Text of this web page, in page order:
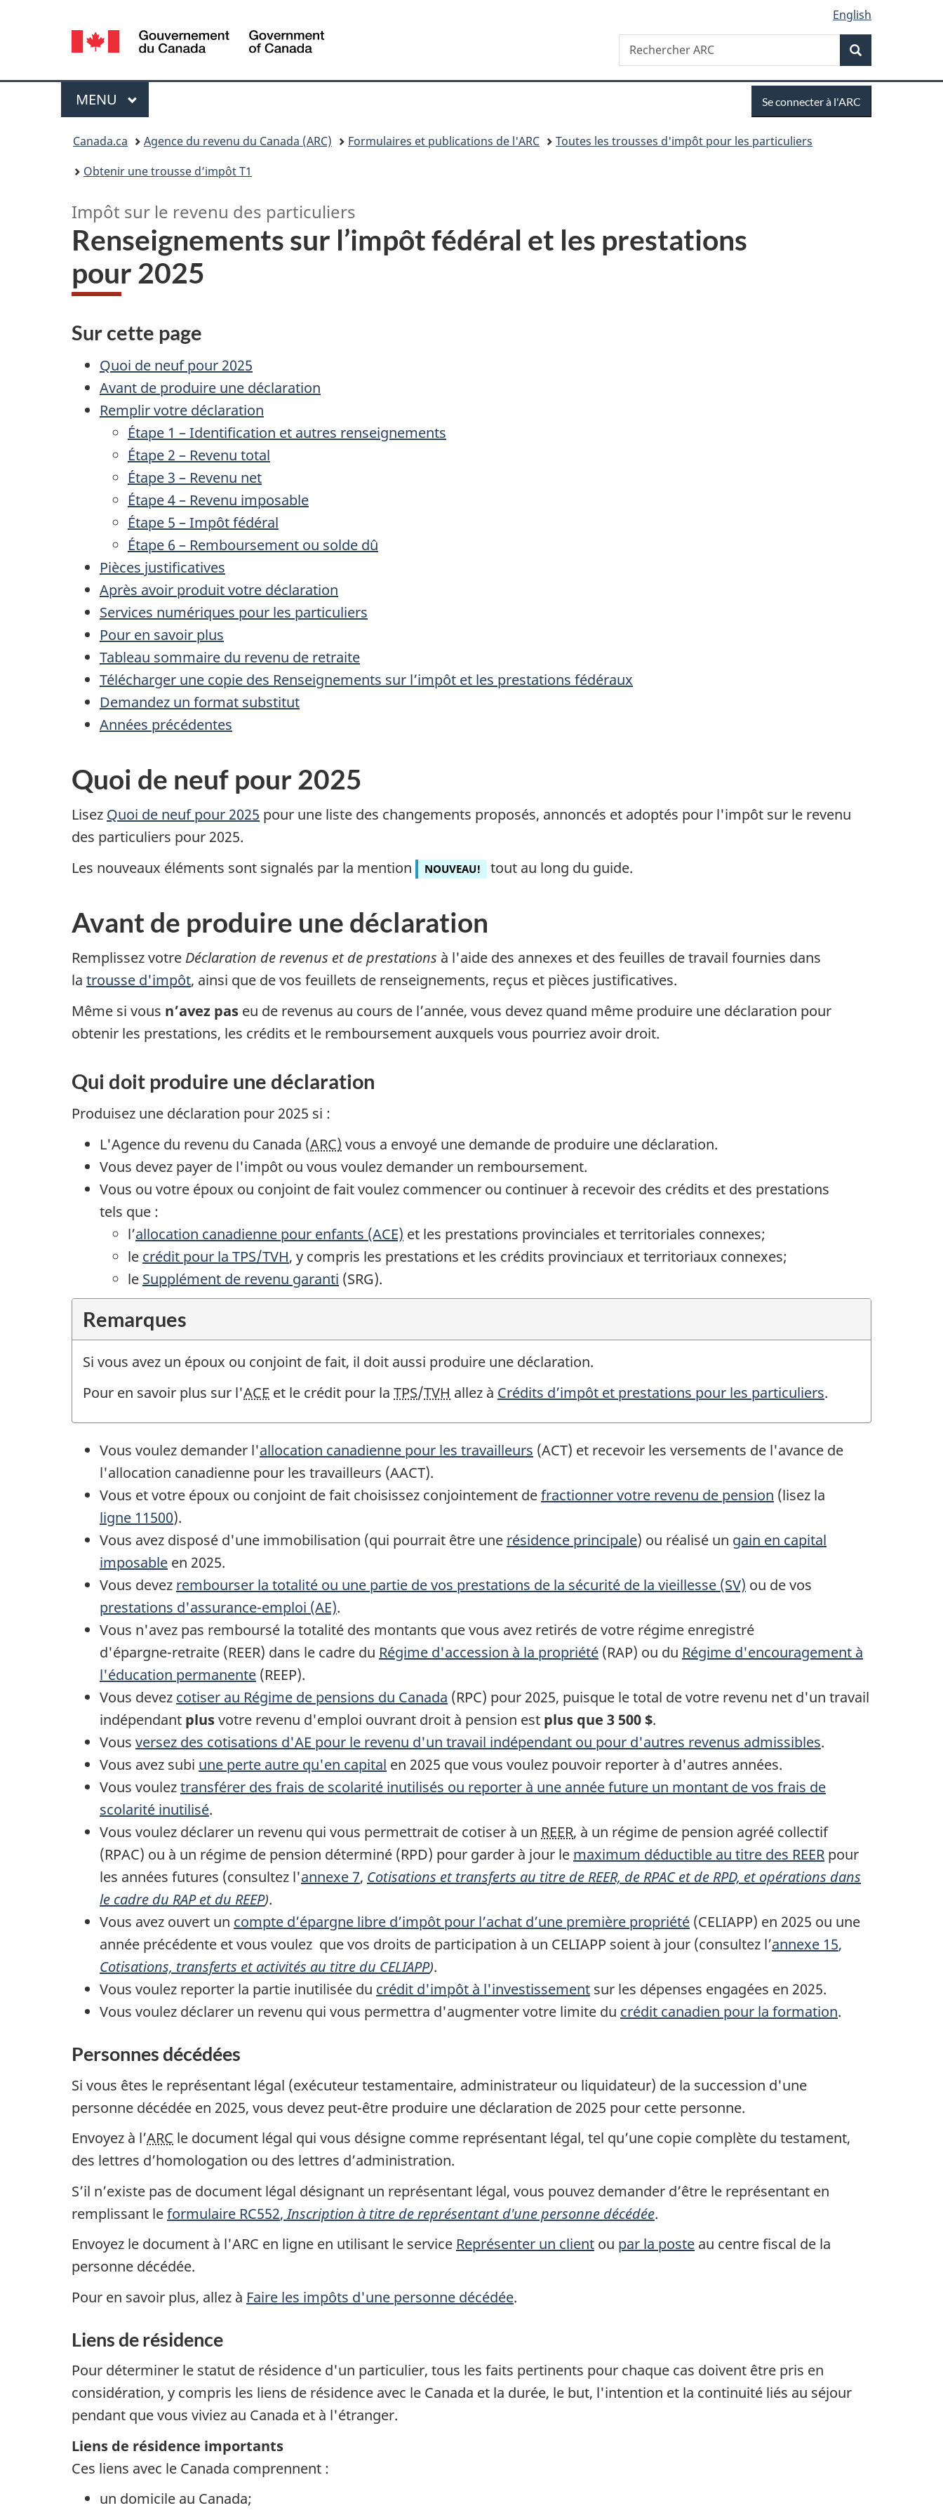
sujet
HTML
Sélection
de
la
langue
English
Canada
Recherche
Rechercher
ARC
Menu
MENU PRINCIPAL
connecter
Se connecter à l'ARC
Canada.ca Agence du revenu du Canada (ARC) Formulaires et publications de l'ARC
Toutes les trousses d'impôt pour les particuliers
Obtenir une trousse d’impôt T1
Impôt sur le revenu des particuliers
Renseignements sur l’impôt fédéral et les prestations
pour 2025
Sur cette page
Quoi de neuf pour 2025
Avant de produire une déclaration
Remplir votre déclaration
Étape 1 – Identification et autres renseignements
Étape 2 – Revenu total
Étape 3 – Revenu net
Étape 4 – Revenu imposable
Étape 5 – Impôt fédéral
Étape 6 – Remboursement ou solde dû
Pièces justificatives
Après avoir produit votre déclaration
Services numériques pour les particuliers
Pour en savoir plus
Tableau sommaire du revenu de retraite
Télécharger une copie des Renseignements sur l’impôt et les prestations fédéraux
Demandez un format substitut
Années précédentes
Quoi de neuf pour2025
Lisez Quoi de neufpour 2025 pour une liste des changements proposés, annoncés et adoptés pour l'impôt sur le revenu
des particuliers pour 2025.
Les nouveaux éléments sont signalés par la mention
NOUVEAU! tout au long du guide.
Avant de produire une déclaration
Remplissez votre Déclaration de revenus et de prestations à l'aide des annexes et des feuilles de travail fournies dans
la trousse d'impôt, ainsi que de vos feuillets de renseignements, reçus et pièces justificatives.
Même si vous n’avez pas eu de revenus au cours de l’année, vous devez quand même produire une déclaration pour
obtenir les prestations, les crédits et le remboursement auxquels vous pourriez avoir droit.
Qui doit produire une déclaration
Produisez une déclaration pour 2025 si :
L'Agence du revenu du Canada (ARC) vous a envoyé une demande de produire une déclaration.
Vous devez payer de l'impôt ou vous voulez demander un remboursement.
Vous ou votre époux ou conjoint de fait voulez commencer ou continuer à recevoir des crédits et des prestations
tels que :
l’allocation canadienne pour enfants (ACE) et les prestations provinciales et territoriales connexes;
le crédit pour la TPS/TVH, y compris les prestations et les crédits provinciaux et territoriaux connexes;
le Supplément de revenu garanti (SRG).
Remarques
Si vous avez un époux ou conjoint de fait, il doit aussi produire une déclaration.
Pour en savoir plus sur l'ACE et le crédit pour la TPS/TVH allez à Crédits d’impôt et prestations pour les particuliers.
Vous voulez demander l'allocation canadienne pour les travailleurs (ACT) et recevoir les versements de l'avance de
l'allocation canadienne pour les travailleurs (AACT).
Vous et votre époux ou conjoint de fait choisissez conjointement defractionner votre revenu de pension (lisez la
ligne 11500).
Vous avez disposé d'une immobilisation (qui pourrait être une résidence principale) ou réalisé un gain en capital
imposable en 2025.
Vous devez rembourser la totalité ou une partie de vos prestations de la sécurité de la vieillesse (SV) ou de vos
prestations d'assurance-emploi (AE).
Vous n'avez pas remboursé la totalité des montants que vous avez retirés de votre régime enregistré
d'épargne-retraite (REER) dans le cadre du Régime d'accession à la propriété (RAP) ou du Régime d'encouragement à
l'éducation permanente (REEP).
Vous devez cotiser au Régime de pensions du Canada (RPC) pour 2025, puisque le total de votre revenu net d'un travail
indépendant plusvotre revenu d'emploi ouvrant droit à pension est plus que 3 500 $.
Vous versez des cotisations d'AE pour le revenu d'un travail indépendant ou pour d'autres revenus admissibles.
Vous avez subi une perte autre qu'en capital en 2025 que vous voulez pouvoir reporter à d'autres années.
Vous vouleztransférer des frais de scolarité inutilisés ou reporter à une année future un montant de vos frais de
scolarité inutilisé.
Vous voulez déclarer un revenu qui vous permettrait de cotiser à un REER, à un régime de pension agréé collectif
(RPAC) ou à un régime de pension déterminé (RPD) pour garder à jour le maximum déductible au titre des REER pour
les années futures (consultez l'annexe 7, Cotisations et transferts au titre de REER, de RPAC et de RPD, et opérations dans
le cadre du RAP et du REEP).
Vous avez ouvert un compte d’épargne libre d’impôt pour l’achat d’une première propriété (CELIAPP) en 2025 ou une
année précédente et vous voulez que vos droits de participation à un CELIAPP soient à jour (consultez l’annexe 15,
Cotisations, transferts et activités au titre du CELIAPP).
Vous voulez reporter la partie inutilisée du crédit d'impôt à l'investissement sur les dépenses engagées en 2025.
Vous voulez déclarer un revenu qui vous permettra d'augmenter votre limite du crédit canadien pour la formation.
Personnes décédées
Si vous êtes le représentant légal (exécuteur testamentaire, administrateur ou liquidateur) de la succession d'une
personne décédée en 2025, vous devez peut-être produire une déclaration de 2025 pour cette personne.
Envoyez à l’ARC le document légal qui vous désigne comme représentant légal, tel qu’une copie complète du testament,
des lettres d’homologation ou des lettres d’administration.
S’il n’existe pas de document légal désignant un représentant légal, vous pouvez demander d’être le représentant en
remplissant leformulaire RC552,Inscription à titre de représentant d'une personne décédée.
Envoyez le document à l'ARC en ligne en utilisant le service Représenter un client ou par la poste au centre fiscal de la
personne décédée.
Pour en savoir plus, allez à Faire les impôts d'une personne décédée.
Liens de résidence
Pour déterminer le statut de résidence d'un particulier, tous les faits pertinents pour chaque cas doivent être pris en
considération, y compris les liens de résidence avec le Canada et la durée, le but, l'intention et la continuité liés au séjour
pendant que vous viviez au Canada et à l'étranger.
Liens de résidence importants
Ces liens avec le Canada comprennent :
un domicile au Canada;